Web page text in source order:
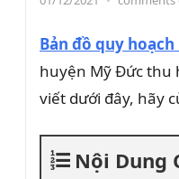
Bản đồ quy
huyện Mỹ Đức thu
viết dưới đây, hãy
Nội Dung